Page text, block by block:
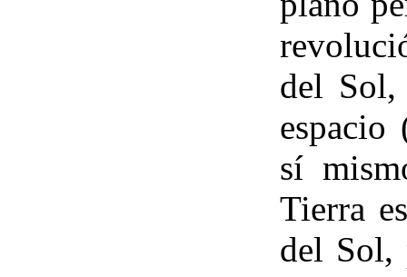
del
espacio
sí
Tierra
del Sol,